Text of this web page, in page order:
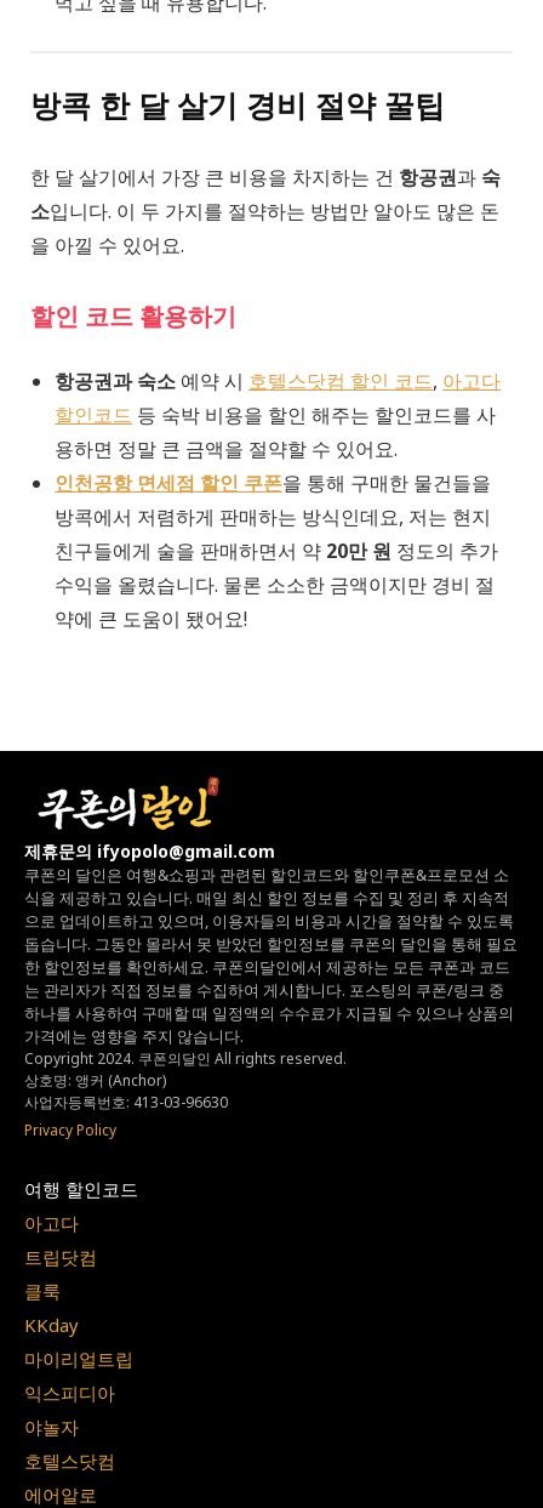
방콕 한 달 살기 경비 절약 꿀팁
한 달 살기에서 가장 큰 비용을 차지하는 건 항공권과 숙
소입니다. 이 두 가지를 절약하는 방법만 알아도 많은 돈
을 아낄 수 있어요.
할인 코드 활용하기
항공권과 숙소 예약 시 호텔스닷컴 할인 코드, 아고다
할인코드 등 숙박 비용을 할인 해주는 할인코드를 사
용하면 정말 큰 금액을 절약할 수 있어요.
인천공항 면세점 할인 쿠폰을 통해 구매한 물건들을
방콕에서 저렴하게 판매하는 방식인데요, 저는 현지
친구들에게 술을 판매하면서 약 20만 원 정도의 추가
수익을 올렸습니다. 물론 소소한 금액이지만 경비 절
약에 큰 도움이 됐어요!
제휴문의 ifyopolo@gmail.com
쿠폰의 달인은 여행&쇼핑과 관련된 할인코드와 할인쿠폰&프로모션 소
식을 제공하고 있습니다. 매일 최신 할인 정보를 수집 및 정리 후 지속적
으로 업데이트하고 있으며, 이용자들의 비용과 시간을 절약할 수 있도록
돕습니다. 그동안 몰라서 못 받았던 할인정보를 쿠폰의 달인을 통해 필요
한 할인정보를 확인하세요. 쿠폰의달인에서 제공하는 모든 쿠폰과 코드
는 관리자가 직접 정보를 수집하여 게시합니다. 포스팅의 쿠폰/링크 중
하나를 사용하여 구매할 때 일정액의 수수료가 지급될 수 있으나상품의
가격에는 영향을 주지 않습니다.
Copyright 2024. 쿠폰의달인 All rights reserved.
상호명: 앵커 (Anchor)
사업자등록번호: 413-03-96630
Privacy Policy
여행 할인코드
아고다
트립닷컴
클룩
KKday
마이리얼트립
익스피디아
야놀자
호텔스닷컴
에어알로